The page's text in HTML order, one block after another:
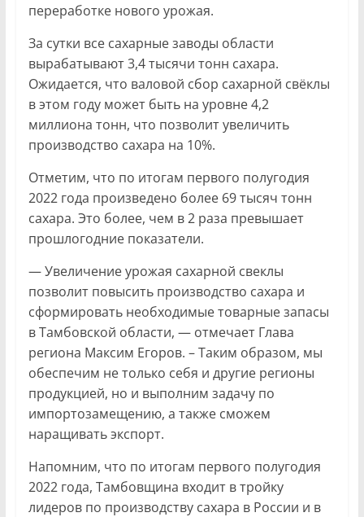
переработке нового урожая.
За сутки все сахарные заводы области
вырабатывают 3,4 тысячи тонн сахара.
Ожидается, что валовой сбор сахарной свёклы
в этом году может быть на уровне 4,2
миллиона тонн, что позволит увеличить
производство сахара на 10%.
Отметим, что по итогам первого полугодия
2022 года произведено более 69 тысяч тонн
сахара. Это более, чем в 2 раза превышает
прошлогодние показатели.
— Увеличение урожая сахарной свеклы
позволит повысить производство сахара и
сформировать необходимые товарные запасы
в Тамбовской области, — отмечает Глава
региона Максим Егоров. – Таким образом, мы
обеспечим не только себя и другие регионы
продукцией, но и выполним задачу по
импортозамещению, а также сможем
наращивать экспорт.
Напомним, что по итогам первого полугодия
2022 года, Тамбовщина входит в тройку
лидеров по производству сахара в России и в